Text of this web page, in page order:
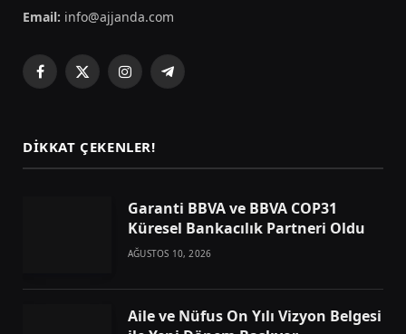
Email: info@ajjanda.com
Facebook
X
InstagramTelegram
DIKKAT ÇEKENLER!
Garanti BBVA ve BBVA COP31
Küresel Bankacılık Partneri Oldu
AĞUSTOS 10, 2026
Aile ve Nüfus On Yılı Vizyon Belgesi